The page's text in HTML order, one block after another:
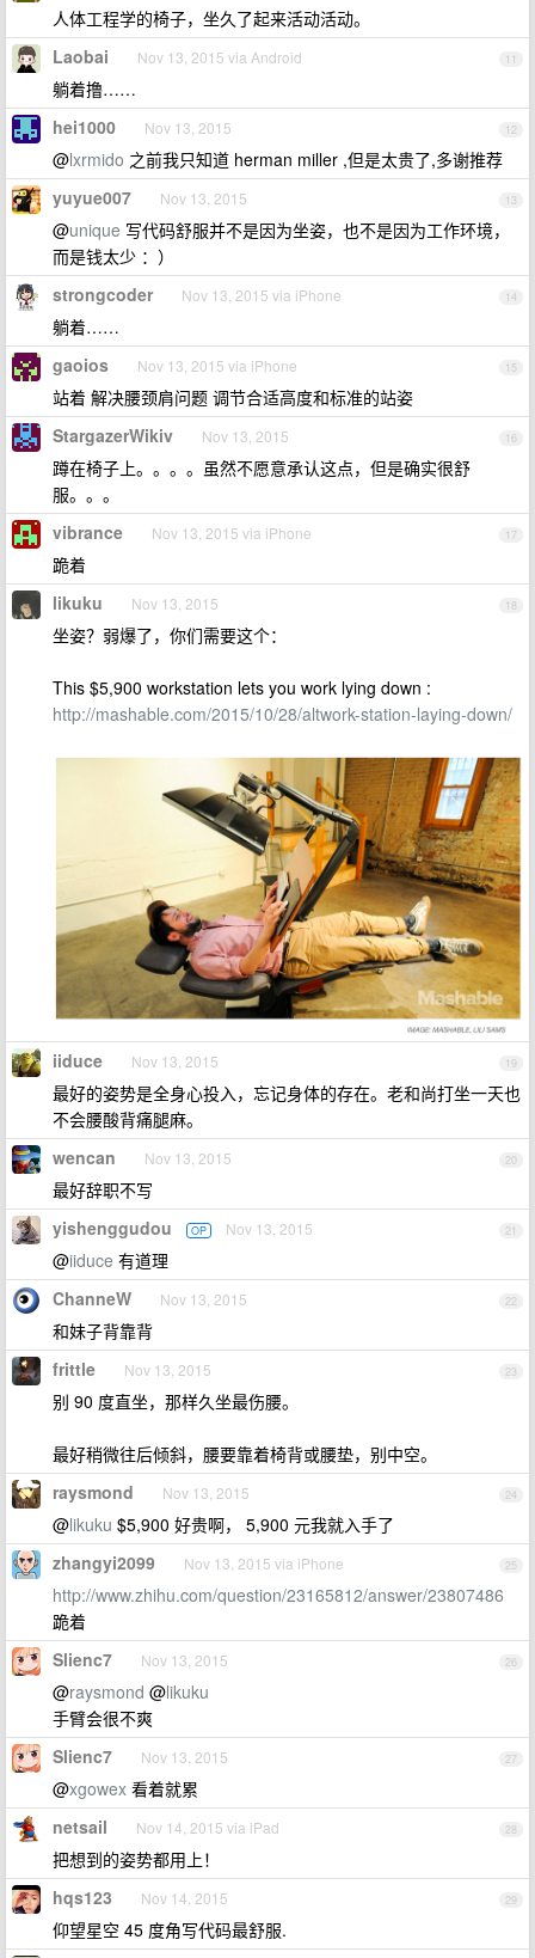
人体工程学的椅子，坐久了起来活动活动。
11
Laobai Nov 13, 2015 via Android
躺着撸……
12
hei1000 Nov 13, 2015
@lxrmido 之前我只知道 herman miller ,但是太贵了,多谢推荐
13
yuyue007 Nov 13, 2015
@unique 写代码舒服并不是因为坐姿，也不是因为工作环境，
而是钱太少 ：）
14
strongcoder Nov 13, 2015 via iPhone
躺着……
15
gaoios Nov 13, 2015 via iPhone
站着 解决腰颈肩问题 调节合适高度和标准的站姿
16
StargazerWikiv Nov 13, 2015
蹲在椅子上。。。。虽然不愿意承认这点，但是确实很舒
服。。。
17
vibrance Nov 13, 2015 via iPhone
跪着
18
likuku Nov 13, 2015
坐姿？弱爆了，你们需要这个：
This $5,900 workstation lets you work lying down :
http://mashable.com/2015/10/28/altwork-station-laying-down/
19
iiduce Nov 13, 2015
最好的姿势是全身心投入，忘记身体的存在。老和尚打坐一天也
不会腰酸背痛腿麻。
20
wencan Nov 13, 2015
最好辞职不写
21
yishenggudou OP Nov 13, 2015
@iiduce 有道理
22
ChanneW Nov 13, 2015
和妹子背靠背
23
frittle Nov 13, 2015
别 90 度直坐，那样久坐最伤腰。
最好稍微往后倾斜，腰要靠着椅背或腰垫，别中空。
24
raysmond Nov 13, 2015
@likuku $5,900 好贵啊， 5,900 元我就入手了
25
zhangyi2099 Nov 13, 2015 via iPhone
http://www.zhihu.com/question/23165812/answer/23807486
跪着
26
Slienc7 Nov 13, 2015
@raysmond @likuku
手臂会很不爽
27
Slienc7 Nov 13, 2015
@xgowex 看着就累
28
netsail Nov 14, 2015 via iPad
把想到的姿势都用上！
29
hqs123 Nov 14, 2015
仰望星空 45 度角写代码最舒服.